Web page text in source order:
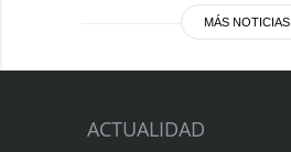
MÁS NOTICIAS
ACTUALIDAD